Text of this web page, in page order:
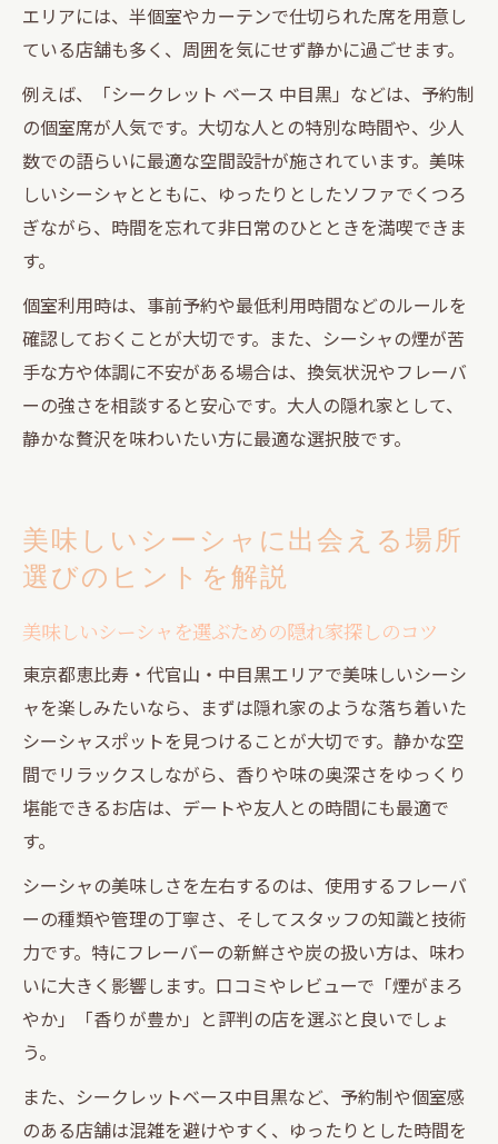
エリアには、半個室やカーテンで仕切られた席を用意し
ている店舗も多く、周囲を気にせず静かに過ごせます。
例えば、「シークレット ベース 中目黒」などは、予約制
の個室席が人気です。大切な人との特別な時間や、少人
数での語らいに最適な空間設計が施されています。美味
しいシーシャとともに、ゆったりとしたソファでくつろ
ぎながら、時間を忘れて非日常のひとときを満喫できま
す。
個室利用時は、事前予約や最低利用時間などのルールを
確認しておくことが大切です。また、シーシャの煙が苦
手な方や体調に不安がある場合は、換気状況やフレーバ
ーの強さを相談すると安心です。大人の隠れ家として、
静かな贅沢を味わいたい方に最適な選択肢です。
美味しいシーシャに出会える場所
選びのヒントを解説
美味しいシーシャを選ぶための隠れ家探しのコツ
東京都恵比寿・代官山・中目黒エリアで美味しいシーシ
ャを楽しみたいなら、まずは隠れ家のような落ち着いた
シーシャスポットを見つけることが大切です。静かな空
間でリラックスしながら、香りや味の奥深さをゆっくり
堪能できるお店は、デートや友人との時間にも最適で
す。
シーシャの美味しさを左右するのは、使用するフレーバ
ーの種類や管理の丁寧さ、そしてスタッフの知識と技術
力です。特にフレーバーの新鮮さや炭の扱い方は、味わ
いに大きく影響します。口コミやレビューで「煙がまろ
やか」「香りが豊か」と評判の店を選ぶと良いでしょ
う。
また、シークレットベース中目黒など、予約制や個室感
のある店舗は混雑を避けやすく、ゆったりとした時間を